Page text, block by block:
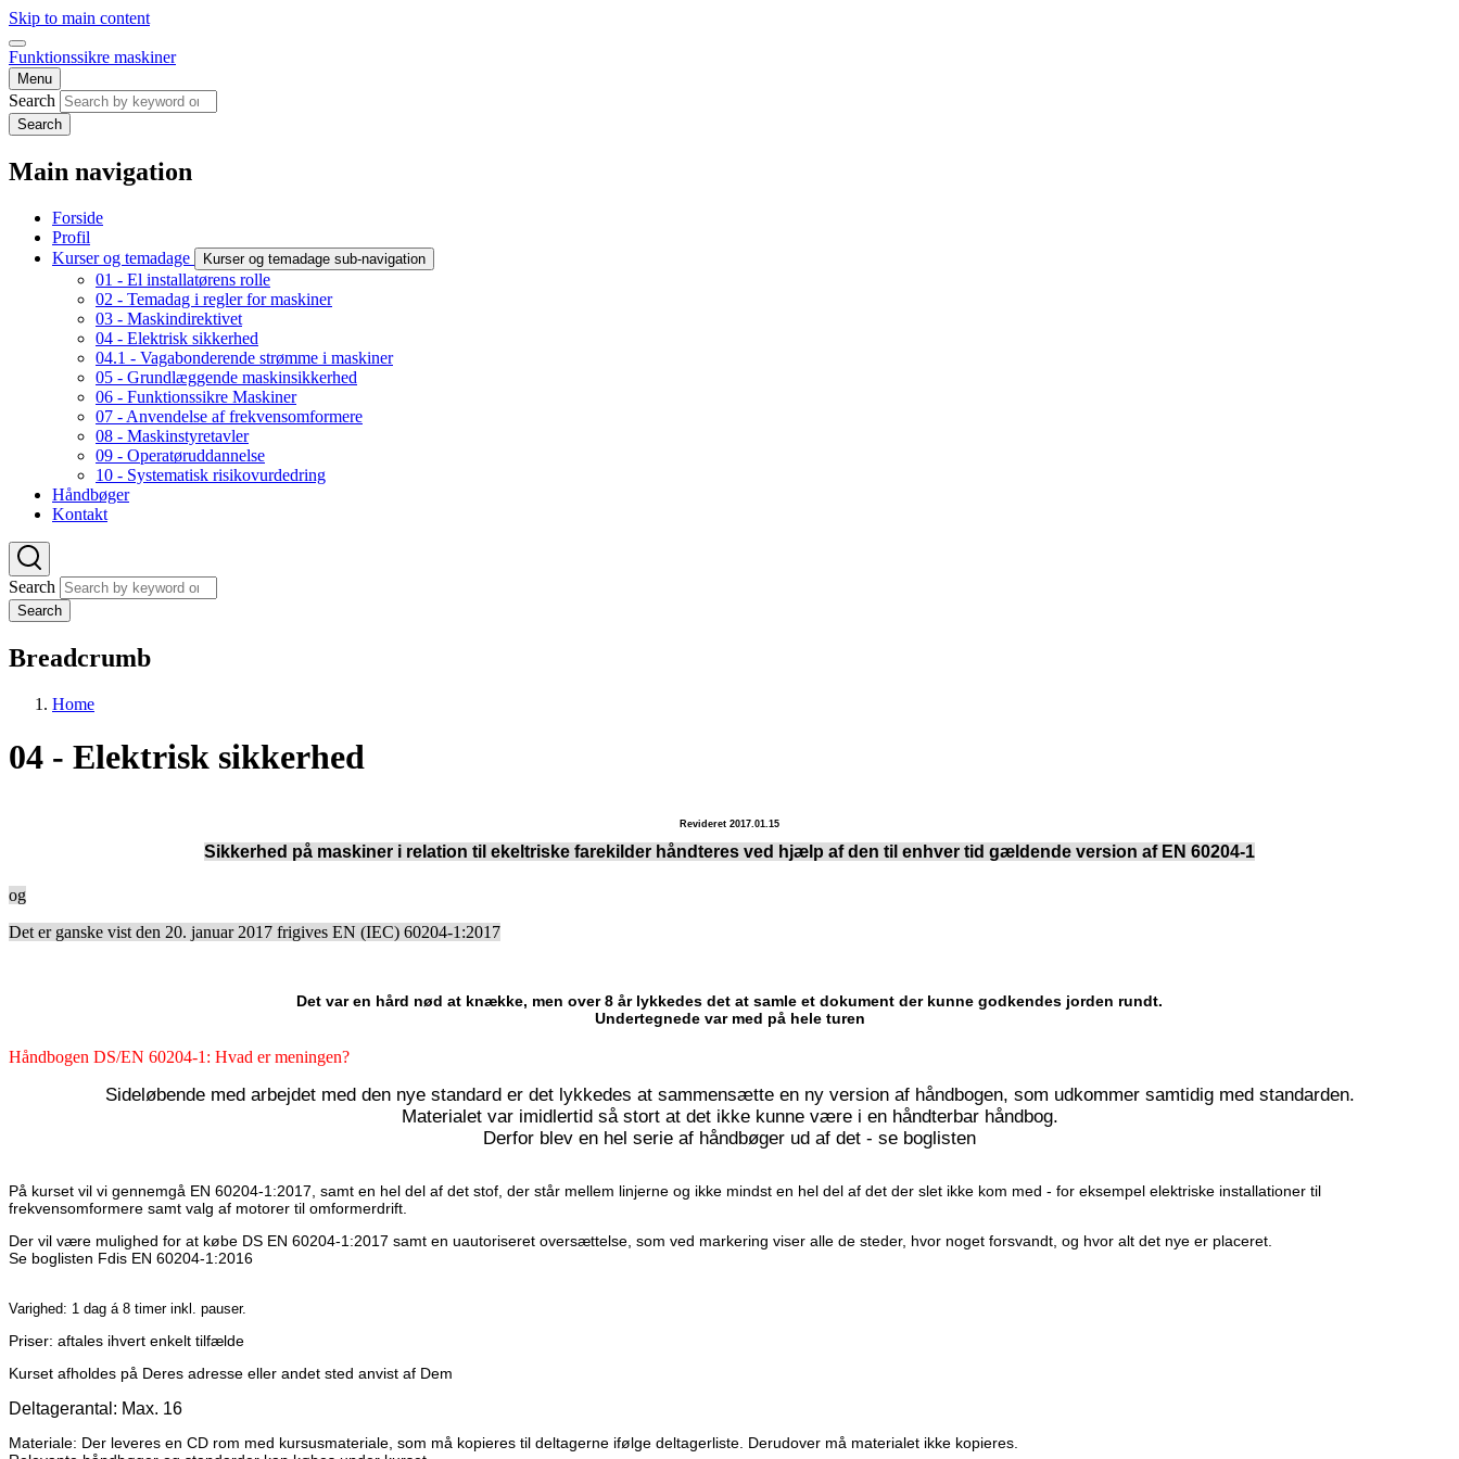
Skip to main content
Funktionssikre maskiner
Menu
Search
Search
Main navigation
Forside
Profil
Kurser og temadage
Kurser og temadage sub-navigation
01 - El installatørens rolle
02 - Temadag i regler for maskiner
03 - Maskindirektivet
04 - Elektrisk sikkerhed
04.1 - Vagabonderende strømme i maskiner
05 - Grundlæggende maskinsikkerhed
06 - Funktionssikre Maskiner
07 - Anvendelse af frekvensomformere
08 - Maskinstyretavler
09 - Operatøruddannelse
10 - Systematisk risikovurdedring
Håndbøger
Kontakt
Search
Search
Breadcrumb
Home
04 - Elektrisk sikkerhed
Revideret 2017.01.15
Sikkerhed på maskiner i relation til ekeltriske farekilder håndteres ved hjælp af den til enhver tid gældende version af EN 60204-1
og
Det er ganske vist den 20. januar 2017 frigives EN (IEC) 60204-1:2017
Det var en hård nød at knække, men over 8 år lykkedes det at samle et dokument der kunne godkendes jorden rundt.
Undertegnede var med på hele turen
Håndbogen DS/EN 60204-1: Hvad er meningen?
Sideløbende med arbejdet med den nye standard er det lykkedes at sammensætte en ny version af håndbogen, som udkommer samtidig med standarden.
Materialet var imidlertid så stort at det ikke kunne være i en håndterbar håndbog.
Derfor blev en hel serie af håndbøger ud af det - se boglisten
På kurset vil vi gennemgå EN 60204-1:2017, samt en hel del af det stof, der står mellem linjerne og ikke mindst en hel del af det der slet ikke kom med - for eksempel elektriske installationer til
frekvensomformere samt valg af motorer til omformerdrift.
Der vil være mulighed for at købe DS EN 60204-1:2017 samt en uautoriseret oversættelse, som ved markering viser alle de steder, hvor noget forsvandt, og hvor alt det nye er placeret.
Se boglisten Fdis EN 60204-1:2016
Varighed: 1 dag á 8 timer inkl. pauser.
Priser: aftales ihvert enkelt tilfælde
Kurset afholdes på Deres adresse eller andet sted anvist af Dem
Deltagerantal: Max. 16
Materiale: Der leveres en CD rom med kursusmateriale, som må kopieres til deltagerne ifølge deltagerliste. Derudover må materialet ikke kopieres.